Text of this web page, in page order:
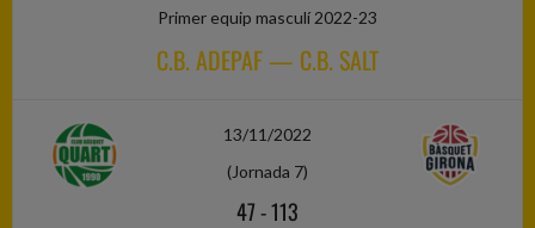
Primer equip masculí 2022-23
C.B. ADEPAF — C.B. SALT
13/11/2022
(Jornada 7)
47-113